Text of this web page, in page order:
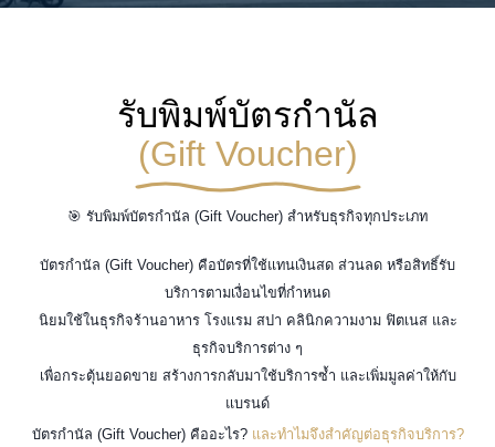
รับพิมพ์บัตรกำนัล
(Gift Voucher)
🎯 รับพิมพ์บัตรกำนัล (Gift Voucher) สำหรับธุรกิจทุกประเภท
บัตรกำนัล (Gift Voucher) คือบัตรที่ใช้แทนเงินสด ส่วนลด หรือสิทธิ์รับ
บริการตามเงื่อนไขที่กำหนด
นิยมใช้ในธุรกิจร้านอาหาร โรงแรม สปา คลินิกความงาม ฟิตเนส และ
ธุรกิจบริการต่าง ๆ
เพื่อกระตุ้นยอดขาย สร้างการกลับมาใช้บริการซ้ำ และเพิ่มมูลค่าให้กับ
แบรนด์
บัตรกำนัล (Gift Voucher) คืออะไร? และทำไมจึงสำคัญต่อธุรกิจบริการ?